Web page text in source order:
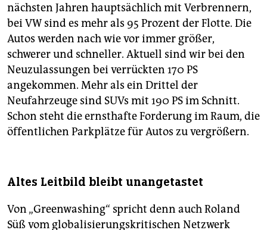
nächsten Jahren hauptsächlich mit Verbrennern,
bei VW sind es mehr als 95 Prozent der Flotte. Die
Autos werden nach wie vor immer größer,
schwerer und schneller. Aktuell sind wir bei den
Neuzulassungen bei verrückten 170 PS
angekommen. Mehr als ein Drittel der
Neufahrzeuge sind SUVs mit 190 PS im Schnitt.
Schon steht die ernsthafte Forderung im Raum, die
öffentlichen Parkplätze für Autos zu vergrößern.
Altes Leitbild bleibt unangetastet
Von „Greenwashing“ spricht denn auch Roland
Süß vom globalisierungskritischen Netzwerk